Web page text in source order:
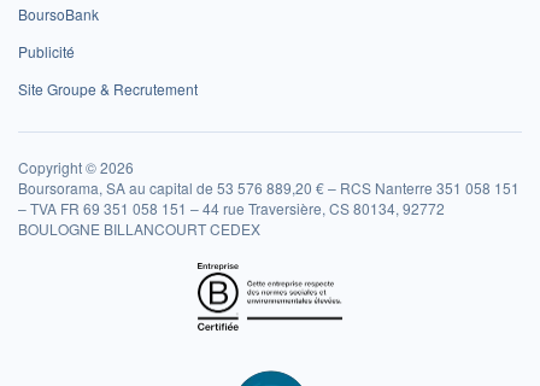
BoursoBank
Publicité
Site Groupe & Recrutement
Copyright © 2026
Boursorama, SA au capital de 53 576 889,20 € – RCS Nanterre 351 058 151
– TVA FR 69 351 058 151 – 44 rue Traversière, CS 80134, 92772
BOULOGNE BILLANCOURT CEDEX